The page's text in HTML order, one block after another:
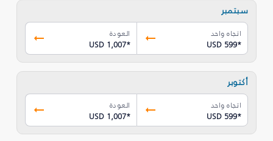
سبتمبر
اتجاه واحد
USD 599*
العودة
USD 1,007*
أكتوبر
اتجاه واحد
USD 599*
العودة
USD 1,007*